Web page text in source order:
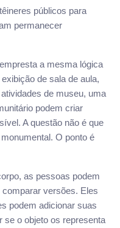
públicos para
permanecer
a mesma lógica
de sala de aula,
de museu, uma
podem criar
A questão não é que
O ponto é
as pessoas podem
versões. Eles
podem adicionar suas
se o objeto os representa